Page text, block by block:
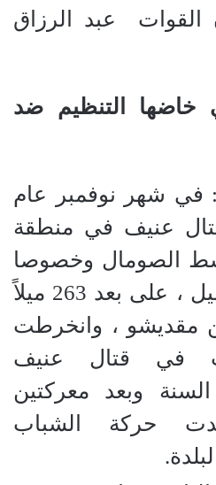
القوات عبد الرزاق
خاضها التنظيم ضد
في شهر نوفمبر عام
قتال عنيف في منطقة
الصومال وخصوصا
في بلدة غوراسيل ، على بعد 263 ميلاً
مقديشو ، وانخرطت
في قتال عنيف
وبعد معركتين
حركة الشباب